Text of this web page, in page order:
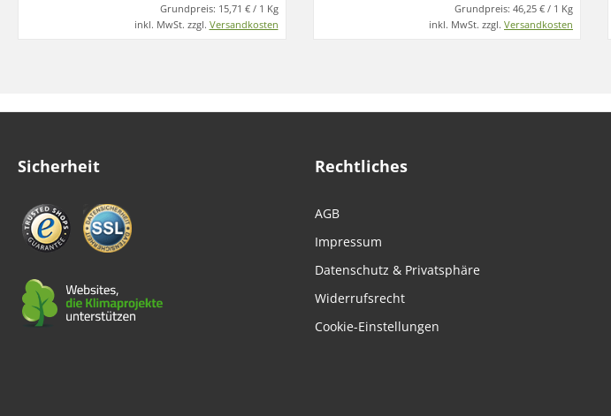
Grundpreis: 15,71 € / 1 Kg
inkl. MwSt. zzgl. Versandkosten
Grundpreis: 46,25 € / 1 Kg
inkl. MwSt. zzgl. Versandkosten
Sicherheit Rechtliches
AGB
Impressum
Datenschutz & Privatsphäre
Widerrufsrecht
Cookie-Einstellungen